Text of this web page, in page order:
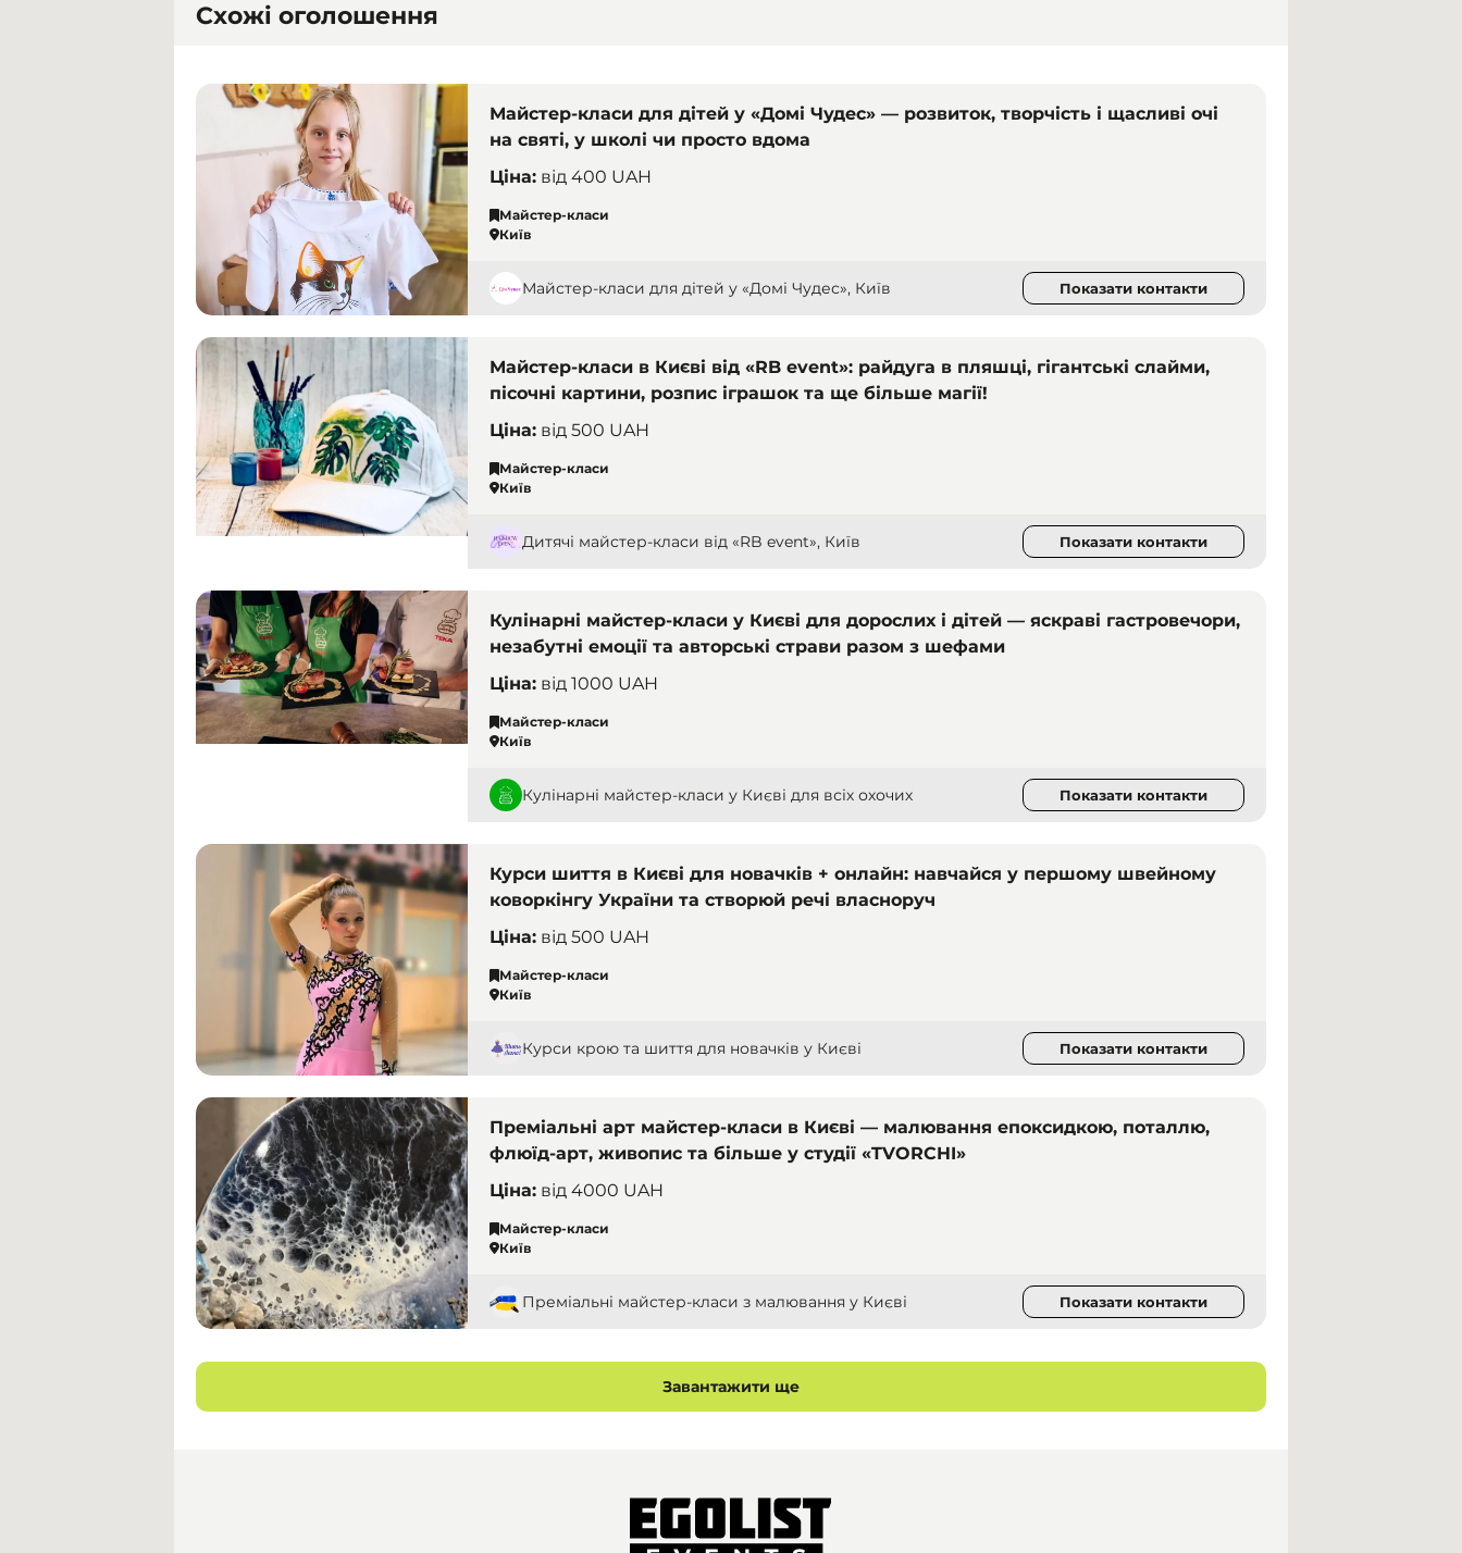
Схожі оголошення
Майстер-класи для дітей у «Домі Чудес» — розвиток, творчість і щасливі очі
на святі, у школі чи просто вдома
Ціна: від 400 UAH
Майстер-класи
Київ
Майстер-класи для дітей у «Домі Чудес», Київ Показати контакти
Майстер-класи в Києві від «RB event»: райдуга в пляшці, гігантські слайми,
пісочні картини, розпис іграшок та ще більше магії!
Ціна: від 500 UAH
Майстер-класи
Київ
Дитячі майстер-класи від «RB event», Київ Показати контакти
Кулінарні майстер-класи у Києві для дорослих і дітей — яскраві гастровечори,
незабутні емоції та авторські страви разом з шефами
Ціна: від 1000 UAH
Майстер-класи
Київ
Кулінарні майстер-класи у Києві для всіх охочих Показати контакти
Курси шиття в Києві для новачків + онлайн: навчайся у першому швейному
коворкінгу України та створюй речі власноруч
Ціна: від 500 UAH
Майстер-класи
Київ
Курси крою та шиття для новачків у Києві Показати контакти
Преміальні арт майстер-класи в Києві — малювання епоксидкою, поталлю,
флюїд-арт, живопис та більше у студії «TVORCHI»
Ціна: від 4000 UAH
Майстер-класи
Київ
Преміальні майстер-класи з малювання у Києві Показати контакти
Завантажити ще